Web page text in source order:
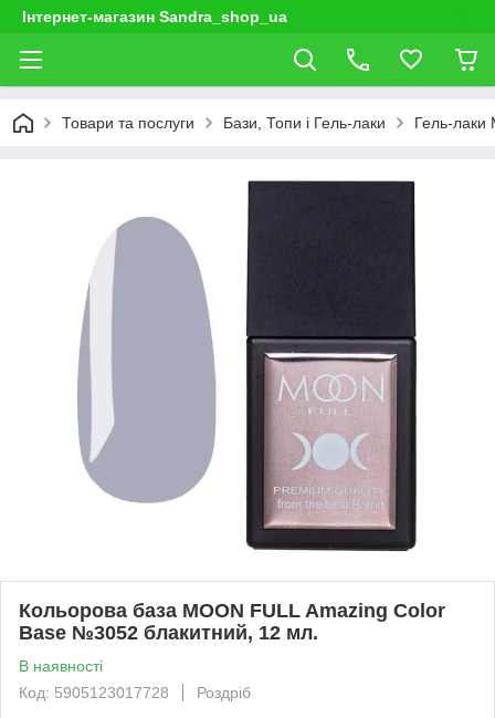
Інтернет-магазин Sandra_shop_ua
Товари та послуги Бази, Топи і Гель-лаки Гель-лаки
Кольорова база MOON FULL Amazing Color
Base №3052 блакитний, 12 мл.
В наявності
Код: 5905123017728
Роздріб